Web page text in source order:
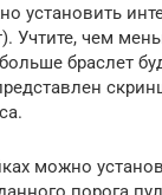
установить
Учтите, чем
браслет
можно